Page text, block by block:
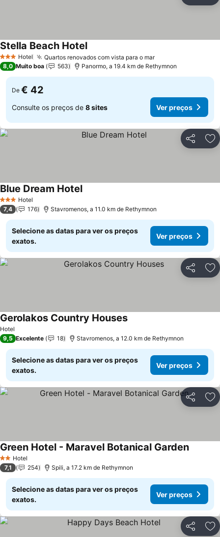
3 EstrelasHotel Quartos renovados com vista para o mar
Stella Beach Hotel
8,0 Muito boa 563 Panormo, a 19.4 km de Rethymnon
De € 42
Consulte os preços de 8 sites Ver preços
Partilhar
3 EstrelasHotel
Blue Dream Hotel
7,4 176 Stavromenos, a 11.0 km de Rethymnon
Selecione as datas para ver os preços
exatos.
Ver preços
Partilhar
Hotel
Gerolakos Country Houses
9,5 Excelente 18 Stavromenos, a 12.0 km de Rethymnon
Selecione as datas para ver os preços
exatos.
Ver preços
Partilhar
2 Estrelas
Hotel
Green Hotel - Maravel Botanical Garden
7,1 254 Spili, a 17.2 km de Rethymnon
Selecione as datas para ver os preços
exatos.
Ver preços
Partilhar